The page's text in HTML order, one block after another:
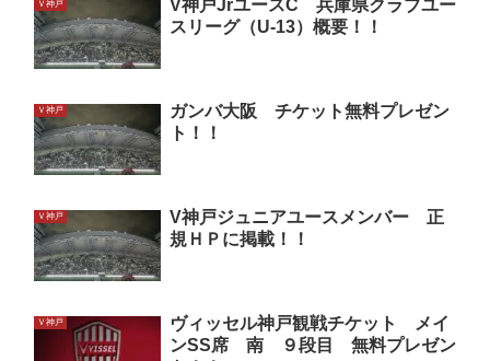
Ｖ神戸
V神戸JrユースC 兵庫県クラブユー
スリーグ（U-13）概要！！
Ｖ神戸
ガンバ大阪 チケット無料プレゼン
ト！！
Ｖ神戸
V神戸ジュニアユースメンバー 正
規ＨＰに掲載！！
Ｖ神戸
ヴィッセル神戸観戦チケット メイ
ンSS席 南 ９段目 無料プレゼン